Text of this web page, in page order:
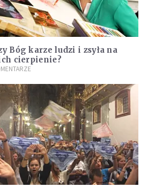
Bóg karze ludzi i zsyła na
cierpienie?